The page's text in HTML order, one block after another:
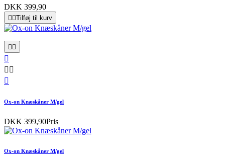
DKK 399,90
 Tilføj til kurv
 

 

Ox-on Knæskåner M/gel
DKK 399,90Pris
Ox-on Knæskåner M/gel